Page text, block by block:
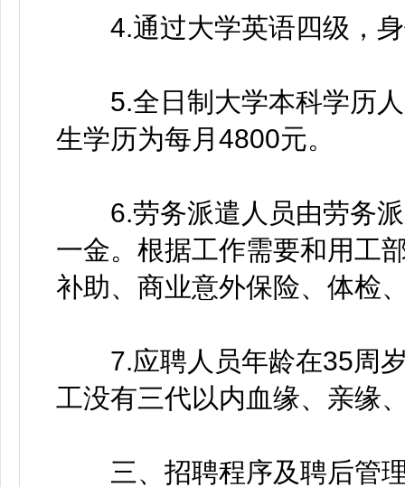
4.通过大学英语四级，身
5.全日制大学本科学历人
生学历为每月4800元。
6.劳务派遣人员由劳务派
一金。根据工作需要和用工
补助、商业意外保险、体检
7.应聘人员年龄在35周岁
工没有三代以内血缘、亲缘
三、招聘程序及聘后管